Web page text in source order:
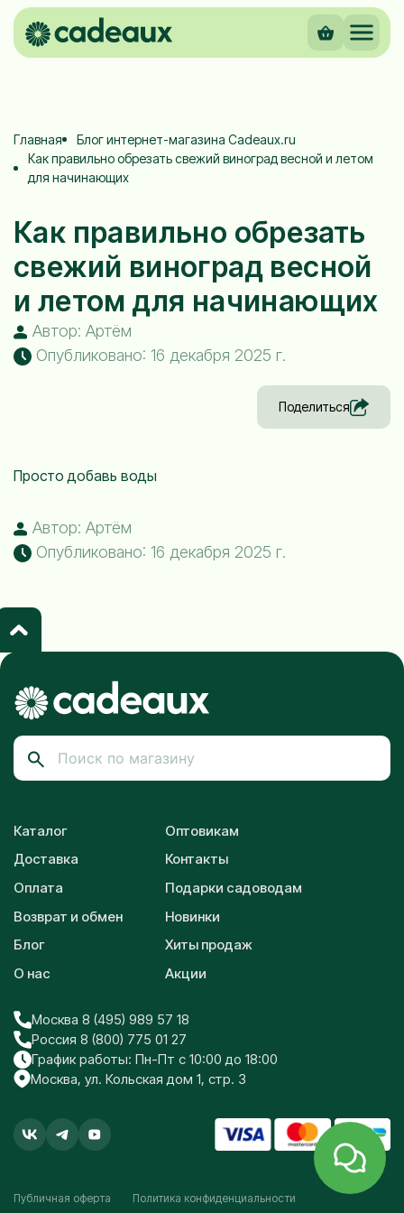
Главная
Блог интернет-магазина Cadeaux.ru
Как правильно обрезать свежий виноград весной и летом
для начинающих
Как правильно обрезать
свежий виноград весной
и летом для начинающих
Автор: Артём
Опубликовано: 16 декабря 2025 г.
Поделиться
Просто добавь воды
Автор: Артём
Опубликовано: 16 декабря 2025 г.
Каталог
Доставка
Оплата
Возврат и обмен
Блог
О нас
Оптовикам
Контакты
Подарки садоводам
Новинки
Хиты продаж
Акции
Москва 8 (495) 989 57 18
Россия 8 (800) 775 01 27
График работы: Пн-Пт с 10:00 до 18:00
Москва, ул. Кольская дом 1, стр. 3
Публичная оферта Политика конфиденциальности